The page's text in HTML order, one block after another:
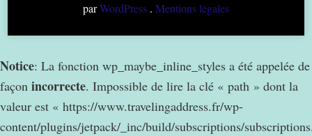
parWordPress . Mentions légales
Notice: La fonction wp_maybe_inline_styles a été appelée de
façon incorrecte. Impossible de lire la clé « path » dont la
valeur est « https://www.travelingaddress.fr/wp-
content/plugins/jetpack/_inc/build/subscriptions/